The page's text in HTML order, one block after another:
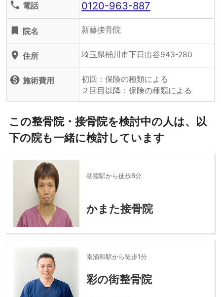
phone 電話 0120-963-887
turned_in 院名 新藤接骨院
location_on 住所 埼玉県桶川市下日出谷943-280
monetization_on 施術費用
初回：保険の種類による
２回目以降：保険の種類による
この整骨院・接骨院を検討中の人は、以
下の院も一緒に検討しています
朝霞駅から徒歩8分
かまた接骨院
南浦和駅から徒歩1分
彩の街整骨院